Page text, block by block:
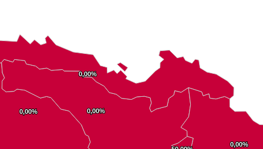
0,00%
0,00% 0,00%
0,00%
0,00%
0,00%
0,00%
0,00%